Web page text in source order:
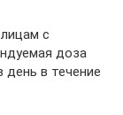
с
доза
день в течение